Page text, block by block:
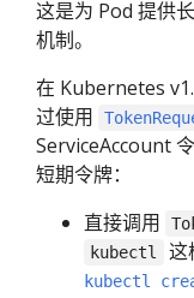
这是为 Pod 提供
机制。
在 Kubernetes
过使用
ServiceAccount
短期令牌：
直接调用
kubectl 这
kubectl